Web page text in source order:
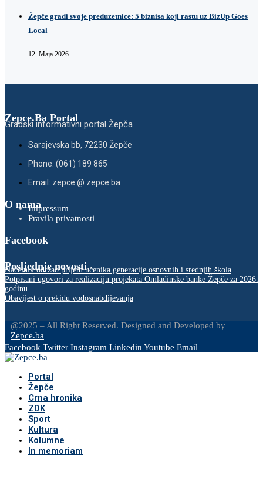
Žepče gradi svoje preduzetnice: 5 biznisa koji rastu uz BizUp Goes
Local
12. Maja 2026.
Zepce.Ba Portal
Gradski informativni portal Žepča
Sarajevska bb, 72230 Žepče
Phone: (061) 189 865
Email: zepce @ zepce.ba
O namaImpressum
Pravila privatnosti
Facebook
Posljednje novosti
Načelnik održao prijem učenika generacije osnovnih i srednjih škola
Potpisani ugovori za realizaciju projekata Omladinske banke Žepče za 2026.
godinu
Obavijest o prekidu vodosnabdijevanja
@2025 – All Right Reserved. Designed and Developed by
Zepce.ba
Facebook Twitter Instagram Linkedin Youtube Email
Portal
Žepče
Crna hronika
ZDK
Sport
Kultura
Kolumne
In memoriam